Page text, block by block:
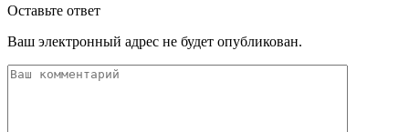
Оставьте ответ
Ваш электронный адрес не будет опубликован.